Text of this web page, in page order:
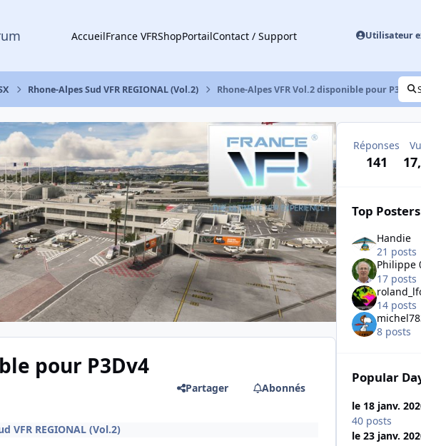
AccueilFrance VFRShopPortailContact / Support Utilisateur
Rhone-Alpes Sud VFR REGIONAL (Vol.2) Rhone-Alpes VFR Vol.2 disponible pour P3Dv4
pour P3Dv4
Partager Abonnés
VFR REGIONAL (Vol.2)
Réponses
141
Top
Handie
21 posts
Philippe
17 posts
14 posts
8 posts
Popular
le 18 janv.
40 posts
le 23 janv.